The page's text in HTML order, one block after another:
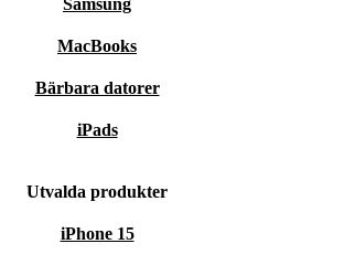
Samsung
MacBooks
Bärbara datorer
iPads
Utvalda produkter
iPhone 15